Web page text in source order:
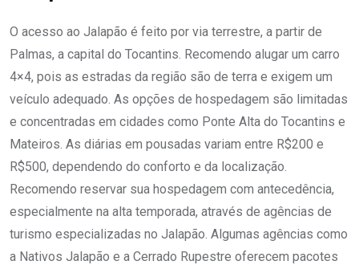
O acesso ao Jalapão é feito por via terrestre, a partir de
Palmas, a capital do Tocantins. Recomendo alugar um carro
4×4, pois as estradas da região são de terra e exigem um
veículo adequado. As opções de hospedagem são limitadas
e concentradas em cidades como Ponte Alta do Tocantins e
Mateiros. As diárias em pousadas variam entre R$200 e
R$500, dependendo do conforto e da localização.
Recomendo reservar sua hospedagem com antecedência,
especialmente na alta temporada, através de agências de
turismo especializadas no Jalapão. Algumas agências como
a Nativos Jalapão e a Cerrado Rupestre oferecem pacotes